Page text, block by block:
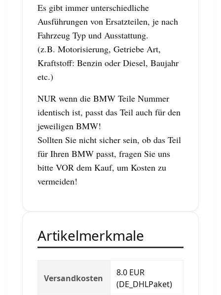
Es gibt immer unterschiedliche
Ausführungen von Ersatzteilen, je nach
Fahrzeug Typ und Ausstattung.
(z.B. Motorisierung, Getriebe Art,
Kraftstoff: Benzin oder Diesel, Baujahr
etc.)
NUR wenn die BMW Teile Nummer
identisch ist, passt das Teil auch für den
jeweiligen BMW!
Sollten Sie nicht sicher sein, ob das Teil
für Ihren BMW passt, fragen Sie uns
bitte VOR dem Kauf, um Kosten zu
vermeiden!
Artikelmerkmale
Versandkosten
8.0 EUR
(DE_DHLPaket)